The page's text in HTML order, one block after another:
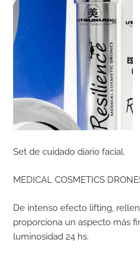
Set de cuidado diario facial.
MEDICAL COSMETICS
De intenso efecto lifting,
proporciona un aspecto más
luminosidad 24 hs.